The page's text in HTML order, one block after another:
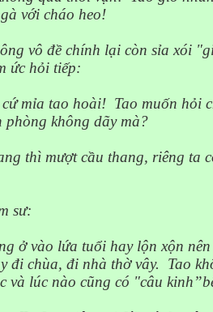
với cháo heo!
vô đề chính lại còn sỉa xói
ức hỏi tiếp:
mỉa tao hoài! Tao muốn hỏi
phòng không dãy mà?
thì mượt cầu thang, riêng ta
sư:
ở vào lứa tuổi hay lộn xộn
đi chùa, đi nhà thờ vây.
Tao
và lúc nào cũng có "câu